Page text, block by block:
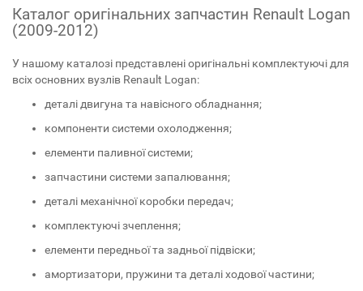
Каталог оригінальних запчастин Renault Logan
(2009-2012)
У нашому каталозі представлені оригінальні комплектуючі для
всіх основних вузлів Renault Logan:
деталі двигуна та навісного обладнання;
компоненти системи охолодження;
елементи паливної системи;
запчастини системи запалювання;
деталі механічної коробки передач;
комплектуючі зчеплення;
елементи передньої та задньої підвіски;
амортизатори, пружини та деталі ходової частини;